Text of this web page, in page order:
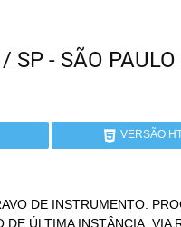
SP - SÃO PAULO
VERSÃO
DE INSTRUMENTO.